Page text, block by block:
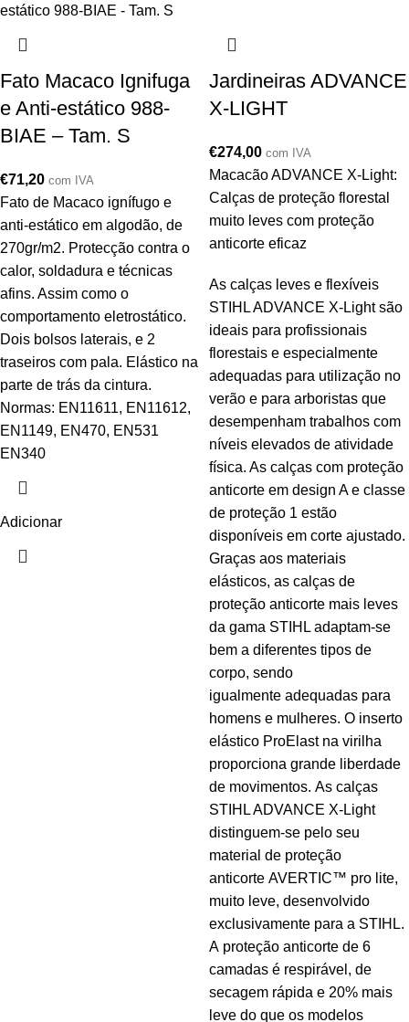
Fato Macaco Ignifuga
e Anti-estático 988-
BIAE – Tam. S
€71,20 com IVA
Fato de Macaco ignífugo e
anti-estático em algodão, de
270gr/m2. Protecção contra o
calor, soldadura e técnicas
afins. Assim como o
comportamento eletrostático.
Dois bolsos laterais, e 2
traseiros com pala. Elástico na
parte de trás da cintura.
Normas: EN11611, EN11612,
EN1149, EN470, EN531
EN340
Adicionar
Jardineiras ADVANCE
X-LIGHT
€274,00 com IVA
Macacão ADVANCE X-Light:
Calças de proteção florestal
muito leves com proteção
anticorte eficaz
As calças leves e flexíveis
STIHL ADVANCE X-Light são
ideais para profissionais
florestais e especialmente
adequadas para utilização no
verão e para arboristas que
desempenham trabalhos com
níveis elevados de atividade
física. As calças com proteção
anticorte em design A e classe
de proteção 1 estão
disponíveis em corte ajustado.
Graças aos materiais
elásticos, as calças de
proteção anticorte mais leves
da gama STIHL adaptam‑se
bem a diferentes tipos de
corpo, sendo
igualmente adequadas para
homens e mulheres. O inserto
elástico ProElast na virilha
proporciona grande liberdade
de movimentos. As calças
STIHL ADVANCE X-Light
distinguem‑se pelo seu
material de proteção
anticorte AVERTIC™ pro lite,
muito leve, desenvolvido
exclusivamente para a STIHL.
A proteção anticorte de 6
camadas é respirável, de
secagem rápida e 20% mais
leve do que os modelos